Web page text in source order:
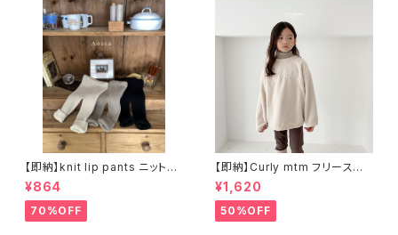
【即納】knit lip pants ニットパ
ンツ
¥864
70%OFF
【即納】Curly mtm フリースス
ウェット
¥1,620
50%OFF